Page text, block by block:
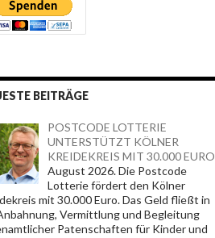
BEITRÄGE
POSTCODE LOTTERIE
UNTERSTÜTZT KÖLNER
KREIDEKREIS MIT 30.000 EURO
August 2026. Die Postcode
Lotterie fördert den Kölner
mit 30.000 Euro. Das Geld fließt in
Vermittlung und Begleitung
Patenschaften für Kinder und